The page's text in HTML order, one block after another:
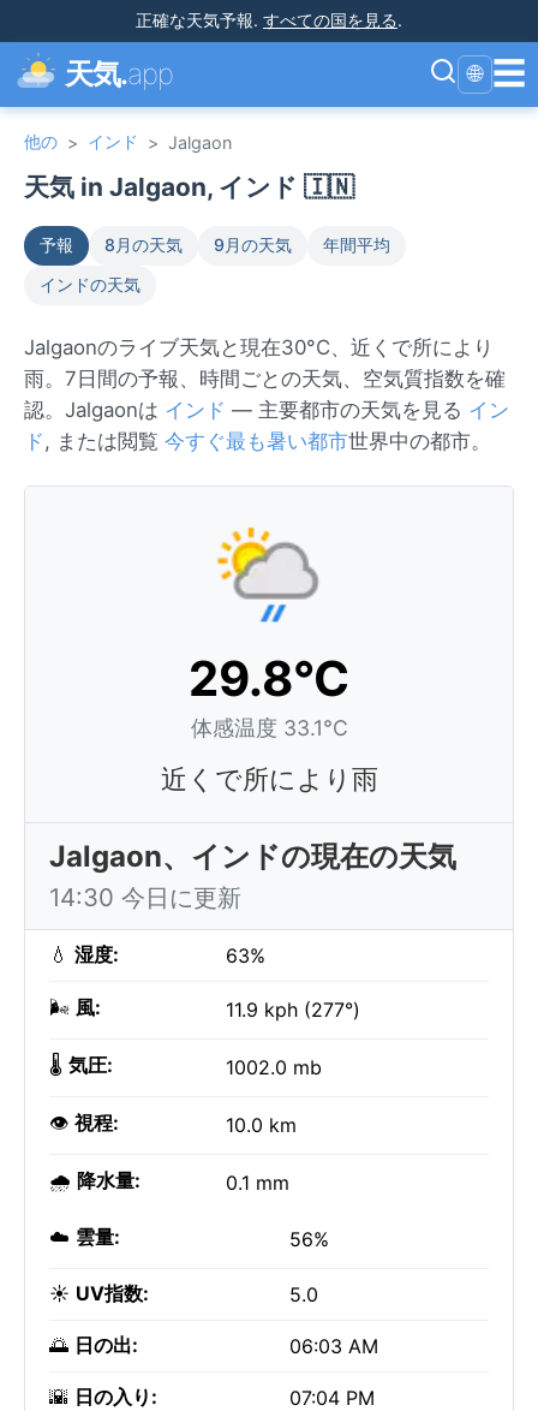
正確な天気予報. すべての国を見る.
天気.app 🌐 ☰
他の > インド > Jalgaon
天気 in Jalgaon, インド 🇮🇳
予報 8月の天気 9月の天気
年間平均
インドの天気
Jalgaonのライブ天気と現在30°C、近くで所により
雨。7日間の予報、時間ごとの天気、空気質指数を確
認。Jalgaonは インド — 主要都市の天気を見る イン
ド, または閲覧 今すぐ最も暑い都市世界中の都市。
29.8°C
体感温度 33.1°C
近くで所により雨
Jalgaon、インドの現在の天気
14:30 今日に更新
💧 湿度: 63%
🌬️ 風: 11.9 kph (277°)
🌡️ 気圧: 1002.0 mb
👁️ 視程: 10.0 km
🌧️ 降水量: 0.1 mm
☁️ 雲量: 56%
☀️ UV指数: 5.0
🌅 日の出: 06:03 AM
🌇 日の入り: 07:04 PM